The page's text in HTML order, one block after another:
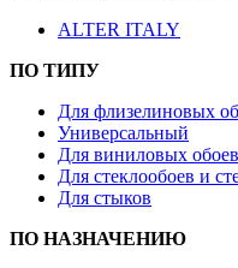
ALTER ITALY
ПО ТИПУ
Для флизелиновых
Универсальный
Для виниловых обоев
Для стеклообоев и
Для стыков
ПО НАЗНАЧЕНИЮ